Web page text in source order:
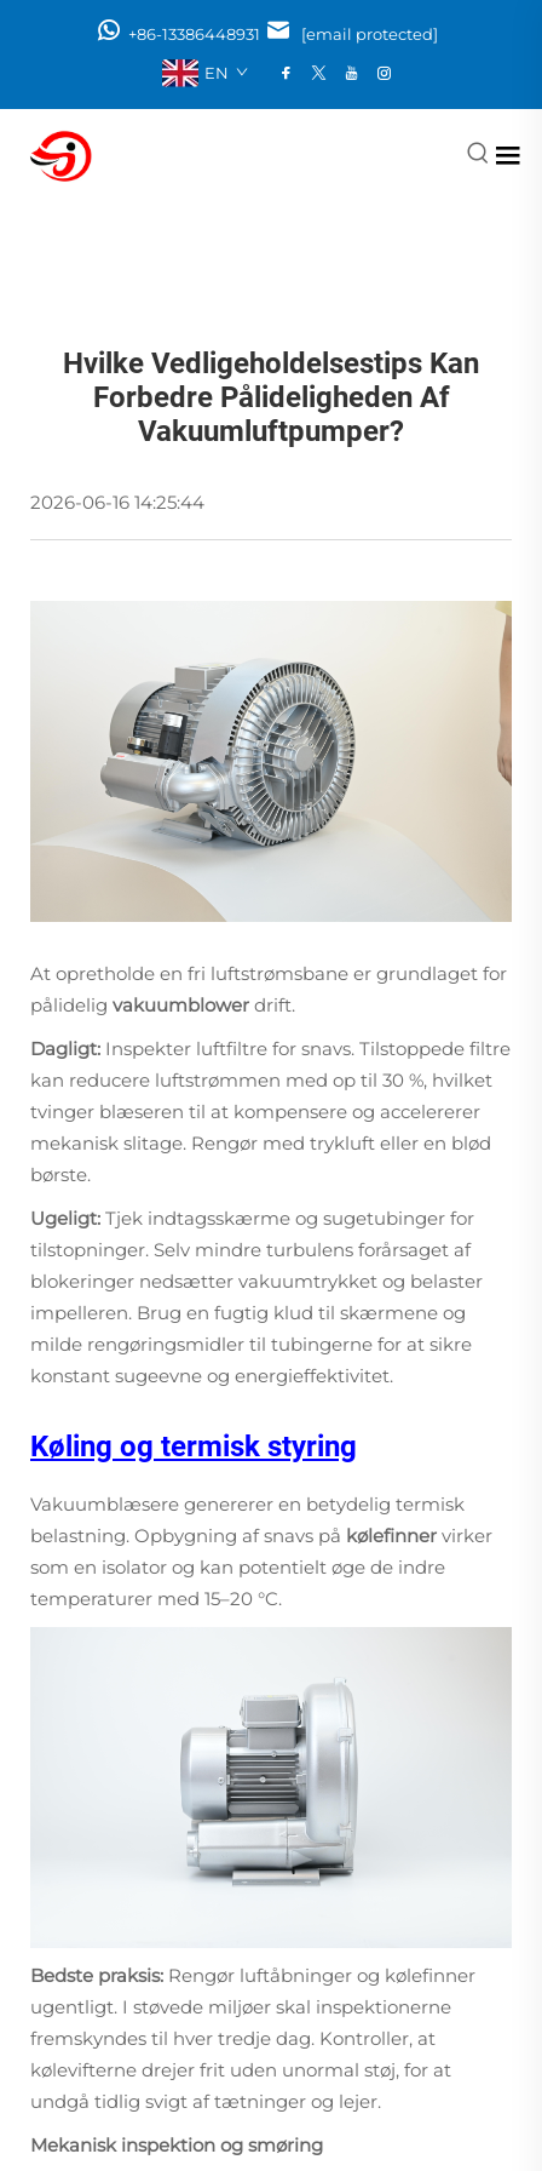
+86-13386448931
[email protected]
EN
Hvilke Vedligeholdelsestips Kan
Forbedre Pålideligheden Af
Vakuumluftpumper?
2026-06-16 14:25:44
At opretholde en fri luftstrømsbane er grundlaget for
pålidelig vakuumblower drift.
Dagligt: Inspekter luftfiltre for snavs. Tilstoppede filtre
kan reducere luftstrømmen med op til 30 %, hvilket
tvinger blæseren til at kompensere og accelererer
mekanisk slitage. Rengør med trykluft eller en blød
børste.
Ugeligt: Tjek indtagsskærme og sugetubinger for
tilstopninger. Selv mindre turbulens forårsaget af
blokeringer nedsætter vakuumtrykket og belaster
impelleren. Brug en fugtig klud til skærmene og
milde rengøringsmidler til tubingerne for at sikre
konstant sugeevne og energieffektivitet.
Køling og termisk styring
Vakuumblæsere genererer en betydelig termisk
belastning. Opbygning af snavs på kølefinner virker
som en isolator og kan potentielt øge de indre
temperaturer med 15–20 °C.
Bedste praksis: Rengør luftåbninger og kølefinner
ugentligt. I støvede miljøer skal inspektionerne
fremskyndes til hver tredje dag. Kontroller, at
kølevifterne drejer frit uden unormal støj, for at
undgå tidlig svigt af tætninger og lejer.
Mekanisk inspektion og smøring